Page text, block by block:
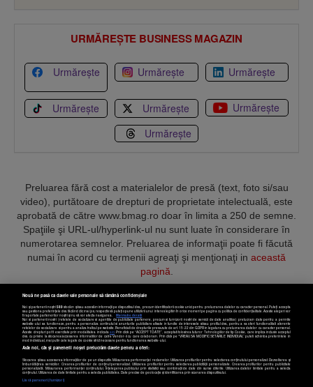
URMĂREȘTE BUSINESS MAGAZIN
Urmărește Urmărește Urmărește
Urmărește Urmărește
Urmărește
Urmărește
Preluarea fără cost a materialelor de presă (text, foto si/sau
video), purtătoare de drepturi de proprietate intelectuală, este
aprobată de către www.bmag.ro doar în limita a 250 de semne.
Spaţiile şi URL-ul/hyperlink-ul nu sunt luate în considerare în
numerotarea semnelor. Preluarea de informaţii poate fi făcută
numai în acord cu termenii agreaţi şi menţionaţi in această
pagină.
Termeni și condiții Confidențialitate Cookies Contact
Copyright © 2025 BUSINESSMEX S.A.
Setări cookies
Nouă ne pasă ca datele tale personale să rămână confidențiale
Noi și partenerii noștri589stocăm și/sau accesăm informații pe dispozitivul dvs., precum identificatorii cookie unici pentru prelucrarea datelor cu caracter personal. Puteți accepta
sau gestiona preferințele dvs. făcând clic mai jos, respectiv vă puteți opune utilizării unui interes legitim în orice moment pe pagina cu politica de confidențialitate. Aceste alegeri vor
fi raportate partenerilor noștri și nu vă vor afecta navigarea.
Mai multe detalii
Noi si partenerii nostri (retelele de socializare si agentiile de publicitate partenere, precum si furnizorii nostri de servicii de date analitice) prelucram date pentru a permite
website-ului sa functioneze, pentru a personaliza continutul si anunturile publicitare afisate in functie de interesele si/sau profilul dvs., pentru a va oferi functionalitati aferente
retelelor de socializare si pentru a analiza traficul pe website. Beneficiati de drepturile prevazute de art. 15-22 din GDPR in legatura cu prelucrarea datelor cu caracter personal.
Aceste drepturi pot fi exercitate prin modalitatea indicataaici. Prin click pe “ACCEPT TOATE”, acceptati folosirea tuturor Tehnologiilor de tip Cookie, care implica inclusiv acceptul
dvs. cu privire la stocarea/accesarea informatiilor de catre Vendor-ii cu care colaboram. Prin click pe “VREAU SA MODIFIC SETARILE INDIVIDUAL” puteti schimba preferintele in
mod individual, mai putin cele legate de cookie strict necesare pentru functionarea website-ului.
Atât noi, cât și partenerii noștri prelucrăm datele pentru a oferi:
Stocarea și/sau accesarea informațiilor de pe un dispozitiv. Măsurarea performanței reclamelor. Utilizarea profilurilor pentru selectarea conținutului personalizat. Dezvoltarea și
îmbunătățirea serviciilor. Crearea profilurilor de conținut personalizat. Utilizarea profilurilor pentru selectarea publicității personalizate. Crearea profilurilor pentru publicitate
personalizată. Măsurarea performanței conținutului. Înțelegerea publicului prin statistici sau combinații de date din surse diferite. Utilizarea datelor limitate pentru a selecta
conținutul. Utilizarea de date limitate pentru a selecta publicitatea. Date precise de geolocație și identificarea prin scanarea dispozitivului.
Listă parteneri (furnizori)